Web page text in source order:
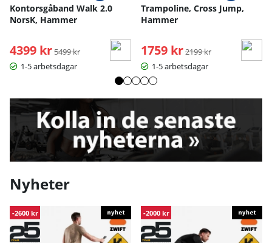
Kontorsgåband Walk 2.0
NorsK, Hammer
4399 kr Ordinarie pris:
5499 kr
1-5 arbetsdagar
Trampoline, Cross Jump,
Hammer
1759 kr Ordinarie pris:
2199 kr
1-5 arbetsdagar
Nyheter
-2600 kr -2000 kr